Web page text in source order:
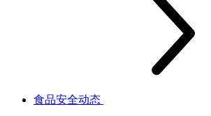
食品安全动态